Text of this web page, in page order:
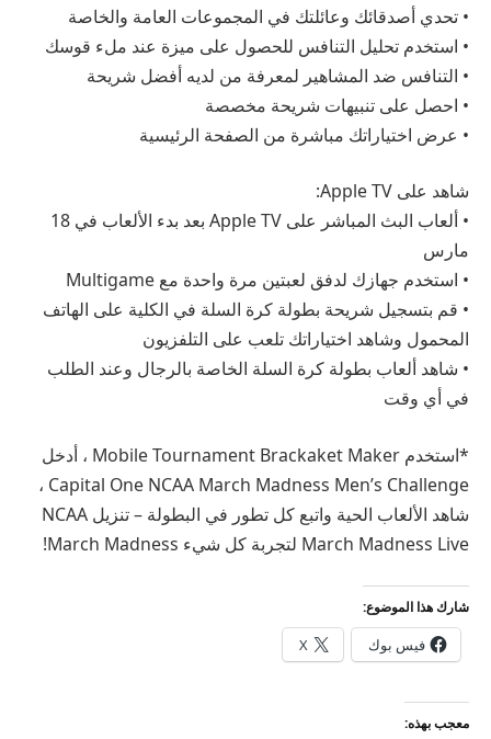
• تحدي أصدقائك وعائلتك في المجموعات العامة والخاصة
• استخدم تحليل التنافس للحصول على ميزة عند ملء قوسك
• التنافس ضد المشاهير لمعرفة من لديه أفضل شريحة
• احصل على تنبيهات شريحة مخصصة
• عرض اختياراتك مباشرة من الصفحة الرئيسية
شاهد على Apple TV:
• ألعاب البث المباشر على Apple TV بعد بدء الألعاب في 18
مارس
• استخدم جهازك لدفق لعبتين مرة واحدة مع Multigame
• قم بتسجيل شريحة بطولة كرة السلة في الكلية على الهاتف
المحمول وشاهد اختياراتك تلعب على التلفزيون
• شاهد ألعاب بطولة كرة السلة الخاصة بالرجال وعند الطلب
في أي وقت
*استخدم Mobile Tournament Brackaket Maker ، أدخل
Capital One NCAA March Madness Men’s Challenge ،
شاهد الألعاب الحية واتبع كل تطور في البطولة – تنزيل NCAA
March Madness Live لتجربة كل شيء March Madness!
شارك هذا الموضوع:
فيس بوك X
معجب بهذه: